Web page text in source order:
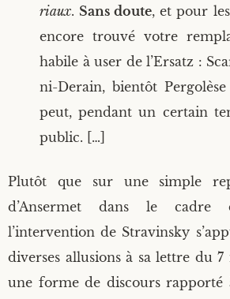
riaux. Sans doute, et pour
encore trou­vé votre
habile à user de l’Ersatz :
ni-Derain, bien­tôt
peut, pen­dant un cer­tain
public. […]
Plu­tôt que sur une simple
d’Ansermet dans le cadre
l’intervention de Stra­vins­ky
diverses allu­sions à sa lettre du 7
une forme de dis­cours rap­por­té